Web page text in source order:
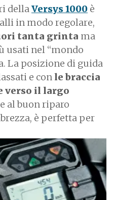
dellaVersys 1000 è
in modo regolare,
tanta grinta ma
usati nel “mondo
La posizione di guida
e con le braccia
verso il largo
al buon riparo
è perfetta per